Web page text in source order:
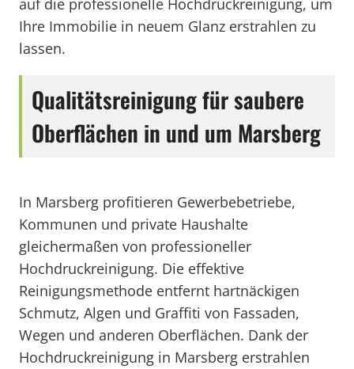
auf die professionelle Hochdruckreinigung, um
Ihre Immobilie in neuem Glanz erstrahlen zu
lassen.
Qualitätsreinigung für saubere
Oberflächen in und um Marsberg
In Marsberg profitieren Gewerbebetriebe,
Kommunen und private Haushalte
gleichermaßen von professioneller
Hochdruckreinigung. Die effektive
Reinigungsmethode entfernt hartnäckigen
Schmutz, Algen und Graffiti von Fassaden,
Wegen und anderen Oberflächen. Dank der
Hochdruckreinigung in Marsberg erstrahlen